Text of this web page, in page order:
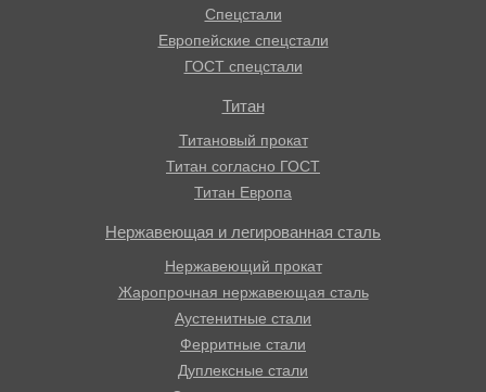
Спецстали
Европейские спецстали
ГОСТ спецстали
Титан
Титановый прокат
Титан согласно ГОСТ
Титан Европа
Нержавеющая и легированная сталь
Нержавеющий прокат
Жаропрочная нержавеющая сталь
Аустенитные стали
Ферритные стали
Дуплексные стали